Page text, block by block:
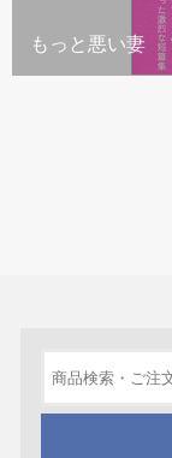
もっと悪い妻